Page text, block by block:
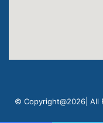
© Copyright@2026| All